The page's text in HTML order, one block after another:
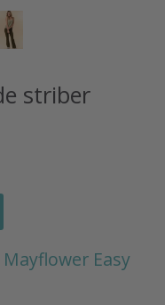
striber
Mayflower Easy